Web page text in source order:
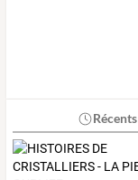
Récents